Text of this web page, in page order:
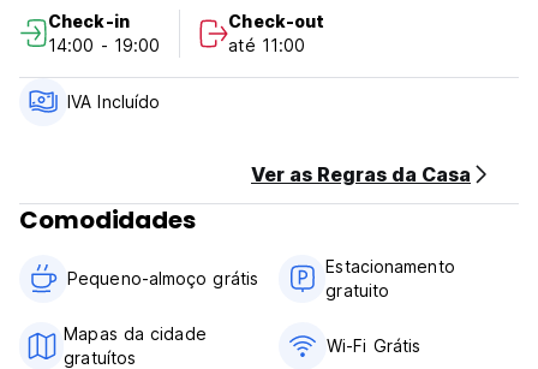
- Bilhete para transportes públicos
- Bilhete para passeio de barco (Auto-translated from
original language)
Check-in
14:00 - 19:00
Check-out
até 11:00
IVA Incluído
Ver as Regras da Casa
Comodidades
Pequeno-almoço grátis
Estacionamento
gratuito
Mapas da cidade
gratuítos
Wi-Fi Grátis